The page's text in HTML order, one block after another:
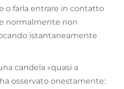
o farla entrare in contatto
normalmente non
istantaneamente
candela «quasi a
osservato onestamente: